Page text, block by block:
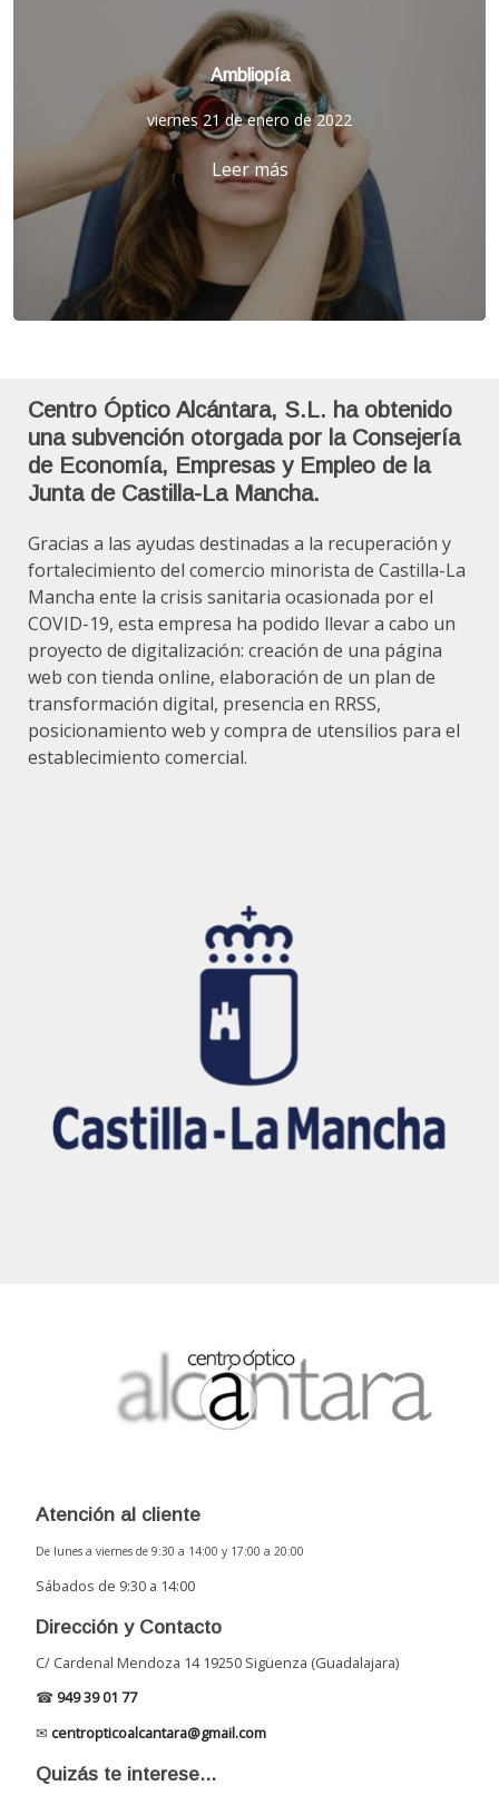
Ambliopía
viernes 21 de enero de 2022
Leer más
Centro Óptico Alcántara, S.L. ha obtenido
una subvención otorgada por la Consejería
de Economía, Empresas y Empleo de la
Junta de Castilla-La Mancha.
Gracias a las ayudas destinadas a la recuperación y
fortalecimiento del comercio minorista de Castilla-La
Mancha ente la crisis sanitaria ocasionada por el
COVID-19, esta empresa ha podido llevar a cabo un
proyecto de digitalización: creación de una página
web con tienda online, elaboración de un plan de
transformación digital, presencia en RRSS,
posicionamiento web y compra de utensilios para el
establecimiento comercial.
Atención al cliente
De lunes a viernes de 9:30 a 14:00 y 17:00 a 20:00
Sábados de 9:30 a 14:00
Dirección y Contacto
C/ Cardenal Mendoza 14 19250 Sigüenza (Guadalajara)
☎ 949 39 01 77
✉ centropticoalcantara@gmail.com
Quizás te interese...